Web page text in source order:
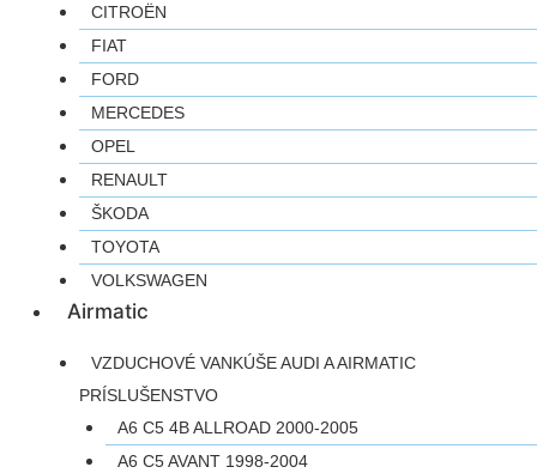
CITROËN
FIAT
FORD
MERCEDES
OPEL
RENAULT
ŠKODA
TOYOTA
VOLKSWAGEN
Airmatic
VZDUCHOVÉ VANKÚŠE AUDI A AIRMATIC
PRÍSLUŠENSTVO
A6 C5 4B ALLROAD 2000-2005
A6 C5 AVANT 1998-2004